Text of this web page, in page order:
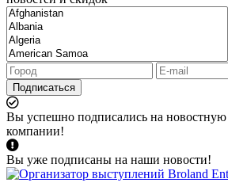
Подписаться
Вы успешно подписались на
компании!
Вы уже подписаны на наши новости!